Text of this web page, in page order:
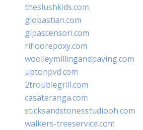
theslushkids.com
giobastian.com
glpascensori.com
rifloorepoxy.com
woolleymillingandpaving.com
uptonpvd.com
2troublegrill.com
casateranga.com
sticksandstonesstudiooh.com
walkers-treeservice.com